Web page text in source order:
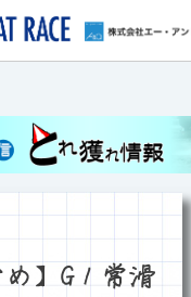
め】G１常滑